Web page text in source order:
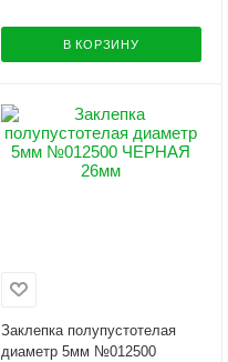
В КОРЗИНУ
Заклепка полупустотелая
диаметр 5мм №012500